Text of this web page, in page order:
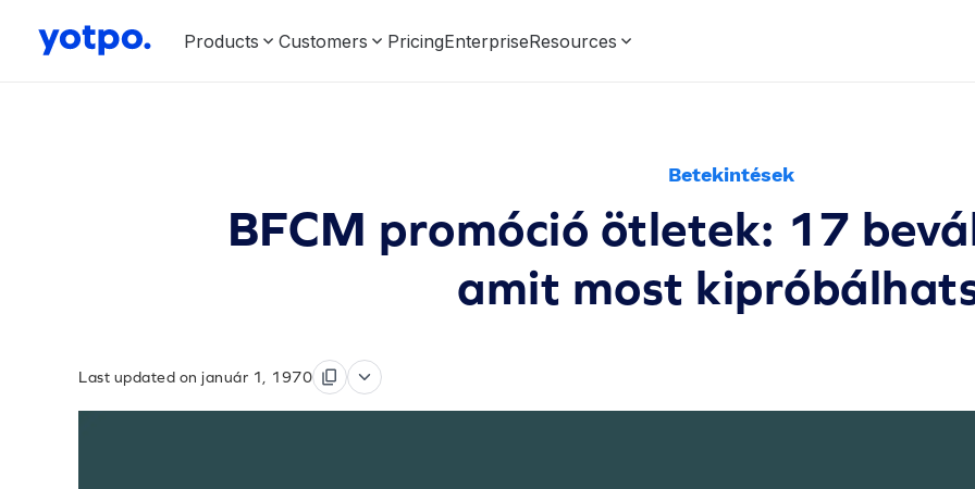
Products Customers PricingEnterpriseResources
Betekintések
BFCM promóció ötletek: 17
amit most
Last updated on január 1, 1970